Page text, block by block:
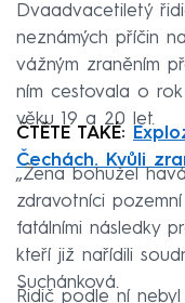
Dvaadvacetiletý
neznámých příčin
vážným zraněním
ním cestovala o
věku 19 a 20 let.
ČTĚTE TAKÉ:
Čechách. Kvůli
„Žena bohužel
zdravotníci
fatálními následky
kteří již nařídili
Suchánková.
Řidič podle ní